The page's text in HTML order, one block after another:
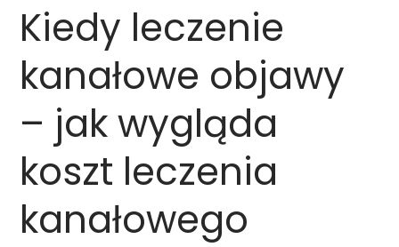
Kiedy leczenie
kanałowe objawy
– jak wygląda
koszt leczenia
kanałowego